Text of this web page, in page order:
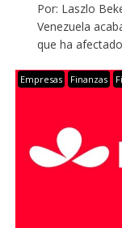
Por: Laszlo
Venezuela
que ha
Empresas Finanzas